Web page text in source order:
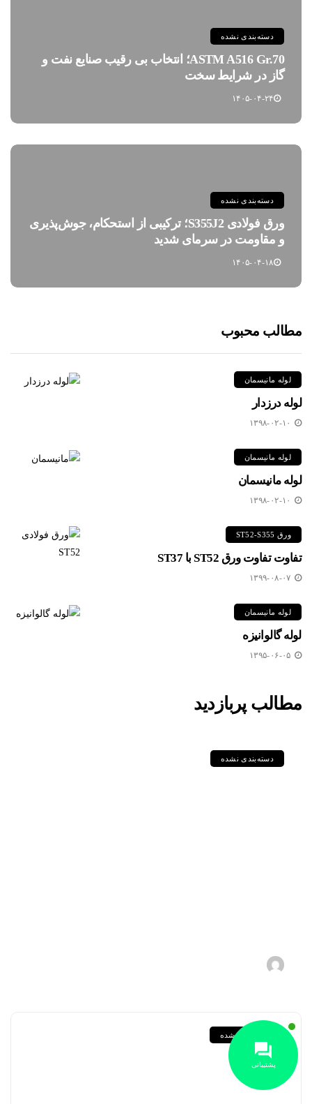
دسته‌بندی نشده
ASTM A516 Gr.70؛ انتخاب بی رقیب صنایع نفت و
گاز در شرایط سخت
۱۴۰۵-۰۴-۲۴
دسته‌بندی نشده
ورق فولادی S355J2؛ ترکیبی از استحکام، جوش‌پذیری
و مقاومت در سرمای شدید
۱۴۰۵-۰۴-۱۸
مطالب محبوب
لوله مانیسمان
لوله درزدار
۱۳۹۸-۰۲-۱۰
لوله مانیسمان
لوله مانیسمان
۱۳۹۸-۰۲-۱۰
ورق ST52-S355
تفاوت تفاوت ورق ST52 با ST37
۱۳۹۹-۰۸-۰۷
لوله مانیسمان
لوله گالوانیزه
۱۳۹۵-۰۶-۰۵
مطالب پربازدید
دسته‌بندی نشده
دسته‌بندی نشده
پشتیبانی